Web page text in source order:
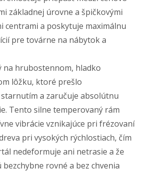
základnej úrovne a špičkovými
centrami a poskytuje maximálnu
pre továrne na nábytok a
na hrubostennom, hladko
lôžku, ktoré prešlo
a zaručuje absolútnu
Tento silne temperovaný rám
vibrácie vznikajúce pri frézovaní
pri vysokých rýchlostiach, čím
nedeformuje ani netrasie a že
rovné a bez chvenia